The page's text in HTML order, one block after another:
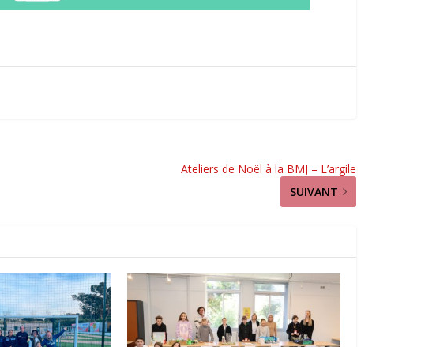
Ateliers de Noël à la BMJ – L’argile
SUIVANT